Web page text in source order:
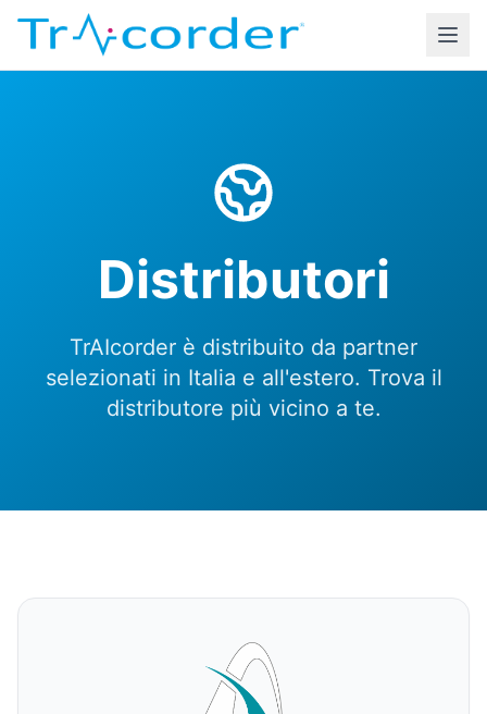
Distributori
TrAIcorder è distribuito da partner
selezionati in Italia e all'estero. Trova il
distributore più vicino a te.